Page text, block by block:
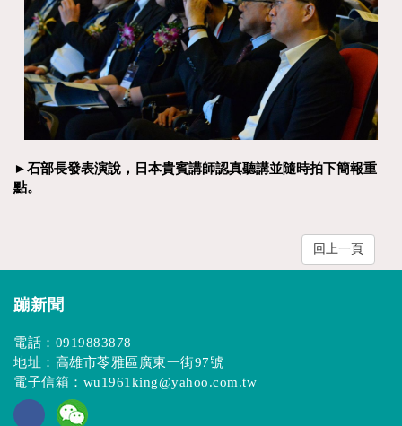
►石部長發表演說，日本貴賓講師認真聽講並隨時拍下簡報重
點。
回上一頁
蹦新聞
電話： 0919883878
地址：高雄市苓雅區廣東一街97號
電子信箱： wu1961king@yahoo.com.tw